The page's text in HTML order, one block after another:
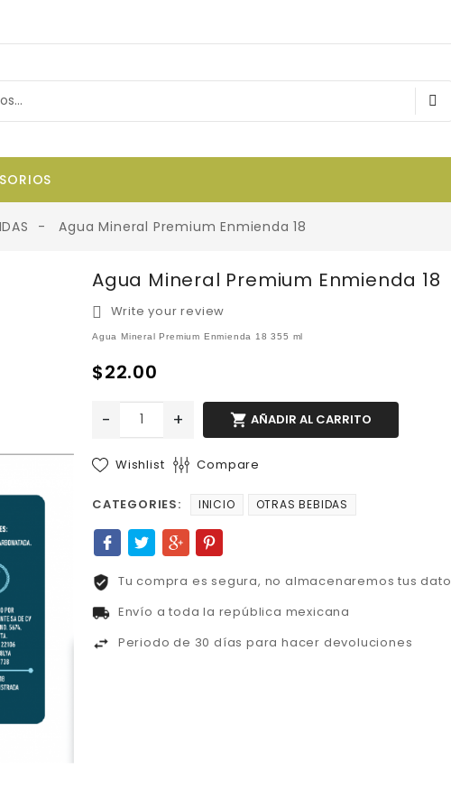
Agua Mineral Premium Enmienda 18
Agua Mineral Premium Enmienda 18
Write your review
Agua Mineral Premium Enmienda 18 355 ml
$22.00
- +  AÑADIR AL CARRITO
Wishlist Compare
CATEGORIES: INICIO OTRAS BEBIDAS
Tu compra es segura, no almacenaremos tus
Envío a toda la república mexicana
Periodo de 30 días para hacer devoluciones